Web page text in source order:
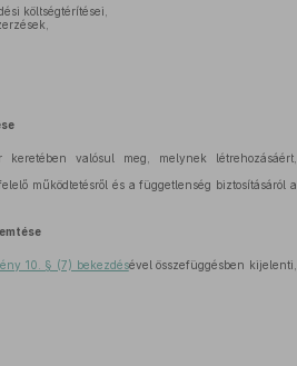
költségtérítései,
valósul meg, melynek létrehozásáért,
működtetésről és a függetlenség biztosításáról a
10. § (7) bekezdésével összefüggésben kijelenti,